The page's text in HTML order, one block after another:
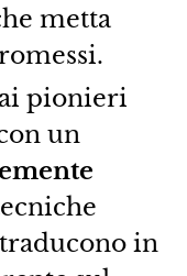
metta
pionieri
un
in